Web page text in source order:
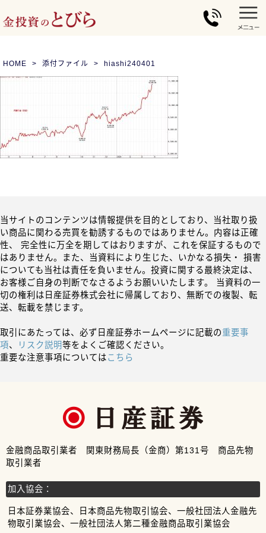
HOME 添付ファイル hiashi240401
当サイトのコンテンツは情報提供を目的としており、当社取り扱
い商品に関わる売買を勧誘するものではありません。内容は正確
性、 完全性に万全を期してはおりますが、これを保証するもので
はありません。また、当資料により生じた、いかなる損失・ 損害
についても当社は責任を負いません。投資に関する最終決定は、
お客様ご自身の判断でなさるようお願いいたします。 当資料の一
切の権利は日産証券株式会社に帰属しており、無断での複製、転
送、転載を禁じます。
取引にあたっては、必ず日産証券ホームページに記載の重要事
項、 リスク説明等をよくご確認ください。
重要な注意事項についてはこちら
金融商品取引業者 関東財務局長（金商）第131号 商品先物
取引業者
加入協会：
日本証券業協会、日本商品先物取引協会、一般社団法人金融先
物取引業協会、一般社団法人第二種金融商品取引業協会